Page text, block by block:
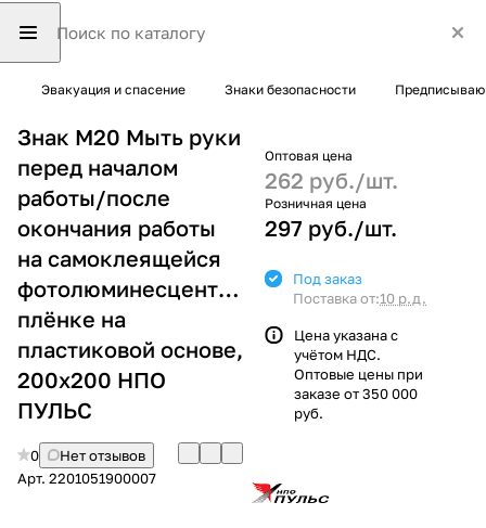
Эвакуация и спасение Знаки безопасности
Знак M20 Мыть руки
перед началом
работы/после
окончания работы
на самоклеящейся
фотолюминесцентной
плёнке на
пластиковой основе,
200х200 НПО
ПУЛЬС
0
Нет отзывов
Арт. 2201051900007
Оптовая цена
262 руб./шт.
Розничная цена
297 руб./шт.
Под заказ
Поставка от:10 р.д.
Цена указана с
учётом НДС.
Оптовые цены при
заказе от 350 000
руб.